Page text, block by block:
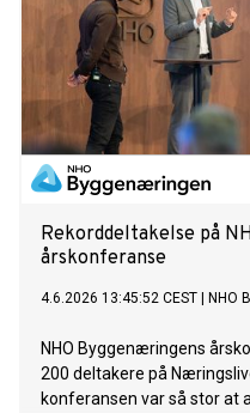
Rekorddeltakelse på
årskonferanse
4.6.2026 13:45:52 CEST NHO
NHO Byggenæringens
200 deltakere på
konferansen var så stor at